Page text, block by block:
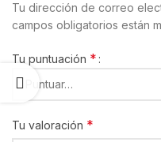
Tu dirección de correo
campos obligatorios están
Tu puntuación *
Tu valoración *